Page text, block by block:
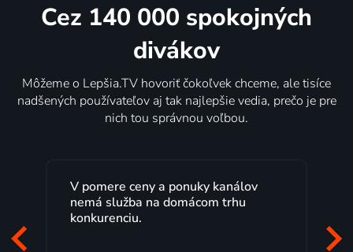
Cez 140 000 spokojných
divákov
Môžeme o Lepšia.TV hovoriť čokoľvek chceme, ale tisíce
nadšených používateľov aj tak najlepšie vedia, prečo je pre
nich tou správnou voľbou.
Lepšia.TV sledujem už niekoľko
rokov s maximálnou spokojnosťou.
Veľký výber programov a možnosť